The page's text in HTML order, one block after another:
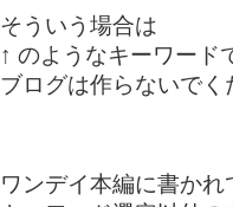
そういう場合は
↑ のようなキーワード
ブログは作らないでく
ワンデイ本編に書かれ